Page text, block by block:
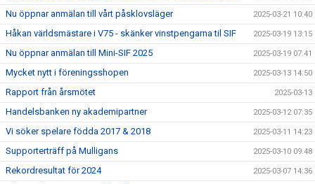
Nu öppnar anmälan till vårt påsklovsläger 2025-03-21 10:40
Håkan världsmästare i V75 - skänker vinstpengarna til SIF 2025-03-19 13:15
Nu öppnar anmälan till Mini-SIF 2025 2025-03-19 07:41
Mycket nytt i föreningsshopen 2025-03-13 14:50
Rapport från årsmötet 2025-03-13
Handelsbanken ny akademipartner 2025-03-12 07:35
Vi söker spelare födda 2017 & 2018 2025-03-11 14:23
Supporterträff på Mulligans 2025-03-10 09:48
Rekordresultat för 2024 2025-03-07 14:36